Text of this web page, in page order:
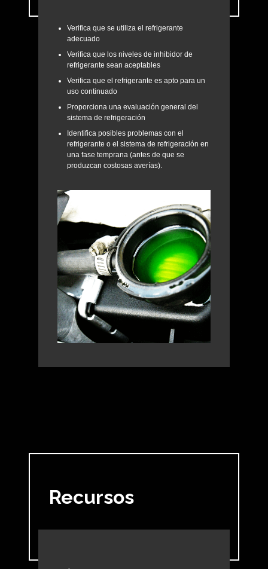
Verifica que se utiliza el refrigerante
adecuado
Verifica que los niveles de inhibidor de
refrigerante sean aceptables
Verifica que el refrigerante es apto para un
uso continuado
Proporciona una evaluación general del
sistema de refrigeración
Identifica posibles problemas con el
refrigerante o el sistema de refrigeración en
una fase temprana (antes de que se
produzcan costosas averías).
Recursos